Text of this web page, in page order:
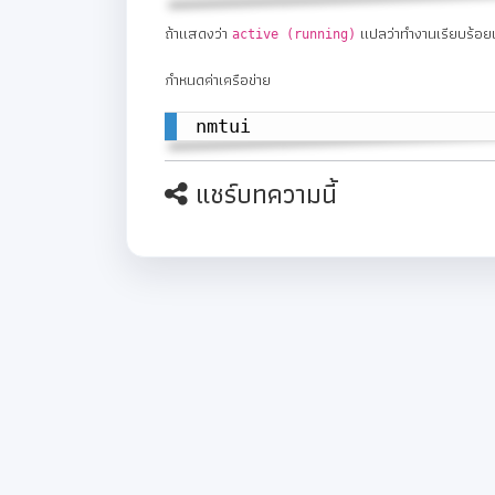
ถ้าแสดงว่า active (running) แปลว่าทำงานเรียบร้อ
กำหนดค่าเครือข่าย
nmtui
แชร์บทความนี้